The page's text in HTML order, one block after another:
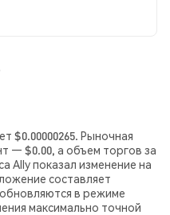
$0.00000265. Рыночная
— $0.00, а объем торгов за
Ally показал изменение на
составляет
в режиме
максимально точной